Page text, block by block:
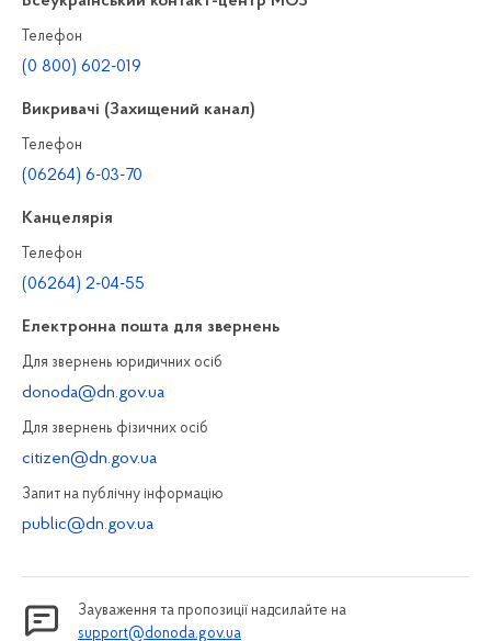
Телефон
(0 800) 602-019
Викривачі (Захищений канал)
Телефон
(06264) 6-03-70
Канцелярiя
Телефон
(06264) 2-04-55
Електронна пошта для звернень
Для звернень юридичних осiб
donoda@dn.gov.ua
Для звернень фізичних осiб
citizen@dn.gov.ua
Запит на публiчну інформацiю
public@dn.gov.ua
Зауваження та пропозиції надсилайте на
support@donoda.gov.ua